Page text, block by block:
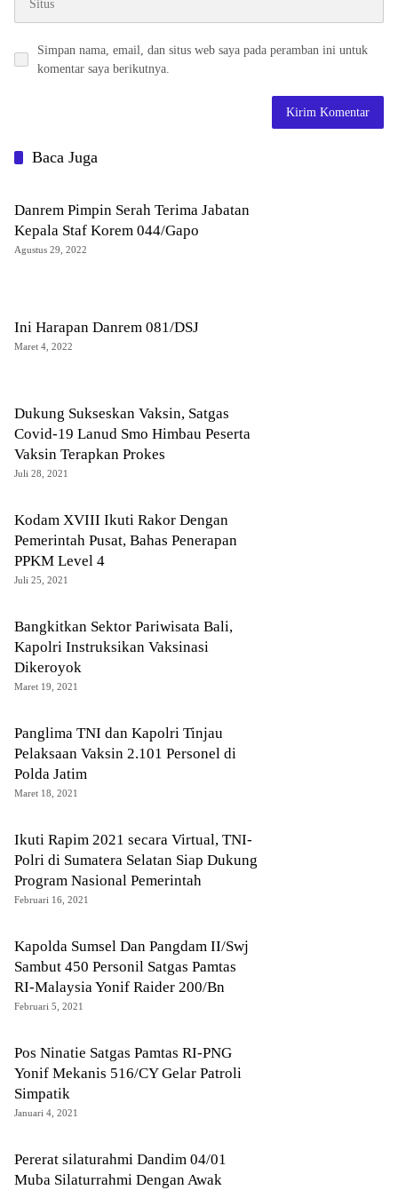
Simpan nama, email, dan situs web saya pada peramban ini untuk
komentar saya berikutnya.
Baca Juga
Danrem Pimpin Serah Terima Jabatan
Kepala Staf Korem 044/Gapo
Agustus 29, 2022
Ini Harapan Danrem 081/DSJ
Maret 4, 2022
Dukung Sukseskan Vaksin, Satgas
Covid-19 Lanud Smo Himbau Peserta
Vaksin Terapkan Prokes
Juli 28, 2021
Kodam XVIII Ikuti Rakor Dengan
Pemerintah Pusat, Bahas Penerapan
PPKM Level 4
Juli 25, 2021
Bangkitkan Sektor Pariwisata Bali,
Kapolri Instruksikan Vaksinasi
Dikeroyok
Maret 19, 2021
Panglima TNI dan Kapolri Tinjau
Pelaksaan Vaksin 2.101 Personel di
Polda Jatim
Maret 18, 2021
Ikuti Rapim 2021 secara Virtual, TNI-
Polri di Sumatera Selatan Siap Dukung
Program Nasional Pemerintah
Februari 16, 2021
Kapolda Sumsel Dan Pangdam II/Swj
Sambut 450 Personil Satgas Pamtas
RI-Malaysia Yonif Raider 200/Bn
Februari 5, 2021
Pos Ninatie Satgas Pamtas RI-PNG
Yonif Mekanis 516/CY Gelar Patroli
Simpatik
Januari 4, 2021
Pererat silaturahmi Dandim 04/01
Muba Silaturrahmi Dengan Awak